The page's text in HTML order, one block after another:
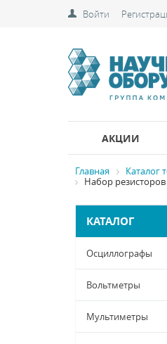
Войти
АКЦИИ
Главная Каталог
Набор
КАТАЛОГ
Осциллографы
Вольтметры
Мультиметры